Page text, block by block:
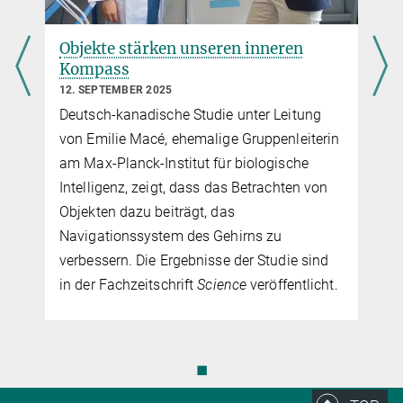
Objekte stärken unseren inneren
Kompass
12. SEPTEMBER 2025
Deutsch-kanadische Studie unter Leitung
von Emilie Macé, ehemalige Gruppenleiterin
am Max-Planck-Institut für biologische
Intelligenz, zeigt, dass das Betrachten von
Objekten dazu beiträgt, das
Navigationssystem des Gehirns zu
verbessern. Die Ergebnisse der Studie sind
in der FachzeitschriftScience veröffentlicht.
◼